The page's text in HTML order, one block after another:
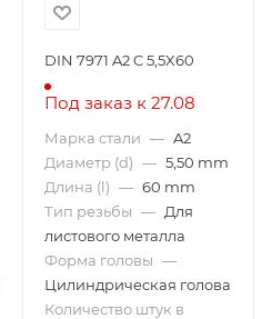
DIN 7971 A2 C 5,5X60
Под заказ к 27.08
Марка стали — A2
Диаметр (d) — 5,50 mm
Длина (l) — 60 mm
Тип резьбы — Для
листового металла
Форма головы —
Цилиндрическая голова
Количество штук в